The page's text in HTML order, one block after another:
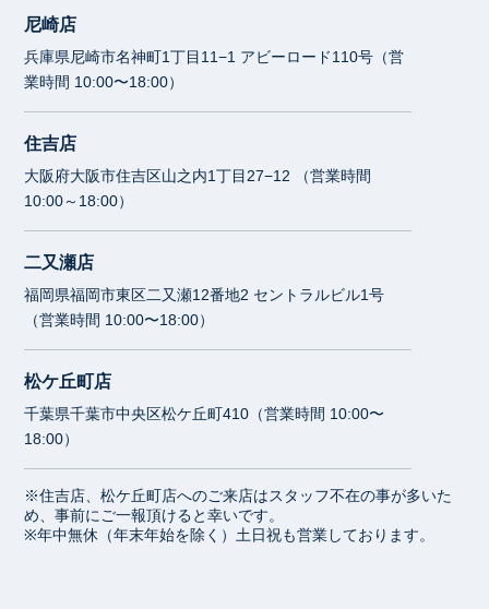
尼崎店
兵庫県尼崎市名神町1丁目11−1 アビーロード110号（営
業時間 10:00〜18:00）
住吉店
大阪府大阪市住吉区山之内1丁目27−12 （営業時間
10:00～18:00）
二又瀬店
福岡県福岡市東区二又瀬12番地2 セントラルビル1号
（営業時間 10:00〜18:00）
松ケ丘町店
千葉県千葉市中央区松ケ丘町410（営業時間 10:00〜
18:00）
※住吉店、松ケ丘町店へのご来店はスタッフ不在の事が多いた
め、事前にご一報頂けると幸いです。
※年中無休（年末年始を除く）土日祝も営業しております。